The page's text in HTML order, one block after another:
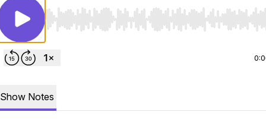
Use Left/Right to seek, Home/End to jump to start
Show Notes